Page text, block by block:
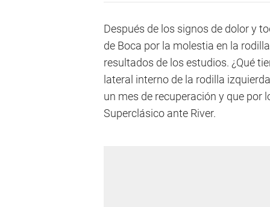
Después de los signos de dolor y
de Boca por la molestia en la
resultados de los estudios. ¿Qué
lateral interno de la rodilla
un mes de recuperación y que por
Superclásico ante River.